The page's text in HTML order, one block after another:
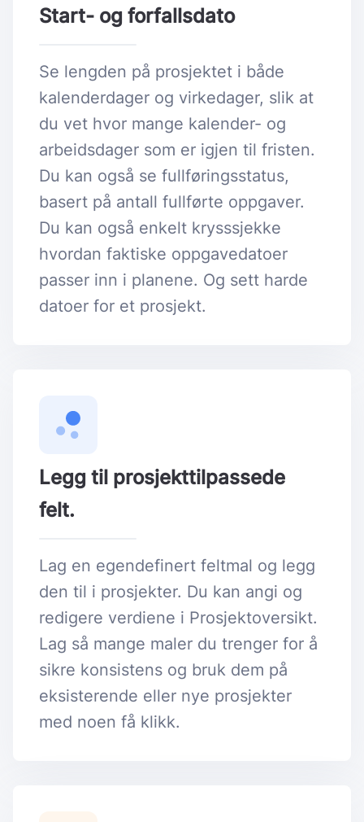
Start- og forfallsdato
Se lengden på prosjektet i både
kalenderdager og virkedager, slik at
du vet hvor mange kalender- og
arbeidsdager som er igjen til fristen.
Du kan også se fullføringsstatus,
basert på antall fullførte oppgaver.
Du kan også enkelt krysssjekke
hvordan faktiske oppgavedatoer
passer inn i planene. Og sett harde
datoer for et prosjekt.
Legg til prosjekttilpassede
felt.
Lag en egendefinert feltmal og legg
den til i prosjekter. Du kan angi og
redigere verdiene i Prosjektoversikt.
Lag så mange maler du trenger for å
sikre konsistens og bruk dem på
eksisterende eller nye prosjekter
med noen få klikk.